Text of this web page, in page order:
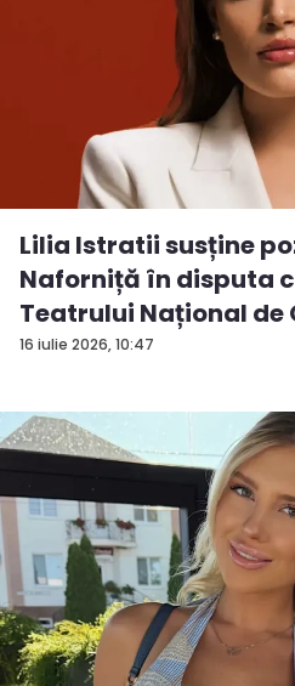
16 iulie 2026, 10:47
Lilia Istratii susține
Naforniță în disputa
Teatrului Național de